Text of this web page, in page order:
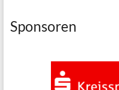
Sponsoren